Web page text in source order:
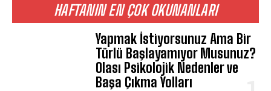
HAFTANIN EN ÇOK OKUNANLARI
Yapmak İstiyorsunuz Ama Bir
Türlü Başlayamıyor Musunuz?
Olası Psikolojik Nedenler ve
Başa Çıkma Yolları